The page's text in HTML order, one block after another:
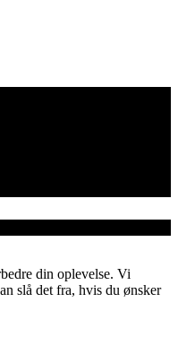
din oplevelse. Vi
slå det fra, hvis du ønsker